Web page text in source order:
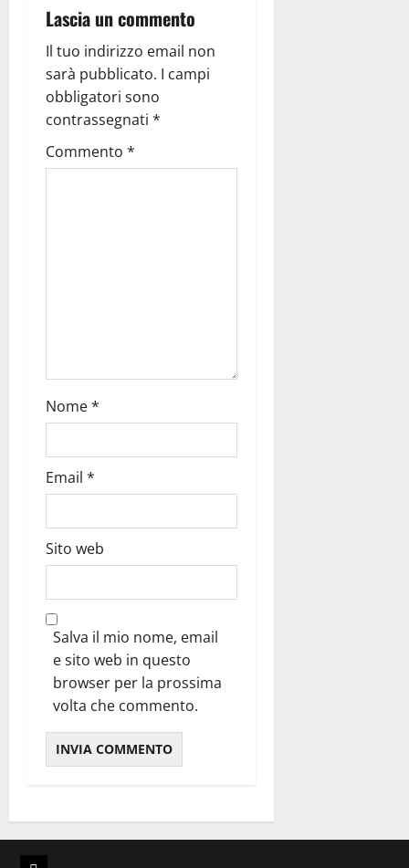
Lascia un commento
Il tuo indirizzo email non
sarà pubblicato. I campi
obbligatori sono
contrassegnati *
Commento *
Nome*
Email *
Sito web
Salva il mio nome, email
e sito web in questo
browser per la prossima
volta che commento.